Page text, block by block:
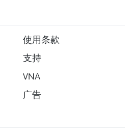
使用条款
支持
VNA
广告